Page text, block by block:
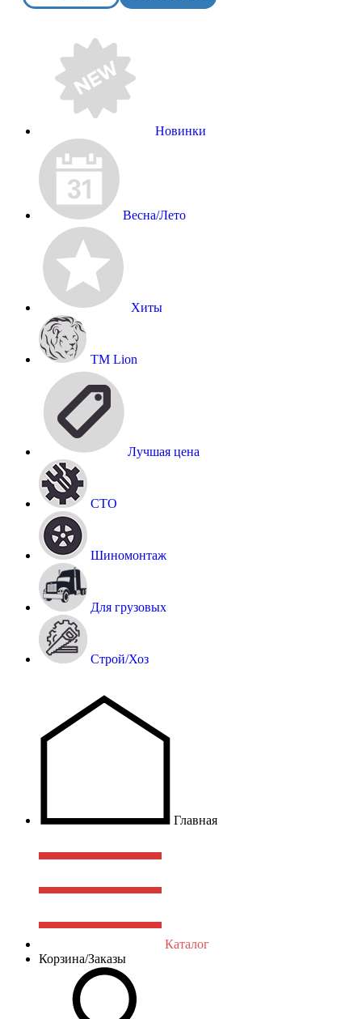
Новинки
Весна/Лето
Хиты
TM Lion
Лучшая цена
СТО
Шиномонтаж
Для грузовых
Строй/Хоз
Главная
Каталог
Корзина/Заказы